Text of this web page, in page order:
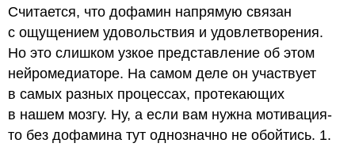
Считается, что дофамин напрямую связан
с ощущением удовольствия и удовлетворения.
Но это слишком узкое представление об этом
нейромедиаторе. На самом деле он участвует
в самых разных процессах, протекающих
в нашем мозгу. Ну, а если вам нужна мотивация-
то без дофамина тут однозначно не обойтись. 1.